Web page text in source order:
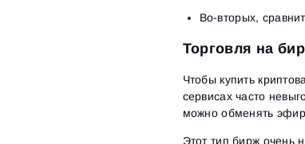
Во-вторых,
Торговля на
Чтобы купить
сервисах часто
можно обменять эфир
Этот тип бирж очень